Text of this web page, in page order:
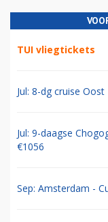
TUI vliegtickets
Jul: 8-dg cruise
Jul: 9-daagse
€1056
Sep: Amsterdam -